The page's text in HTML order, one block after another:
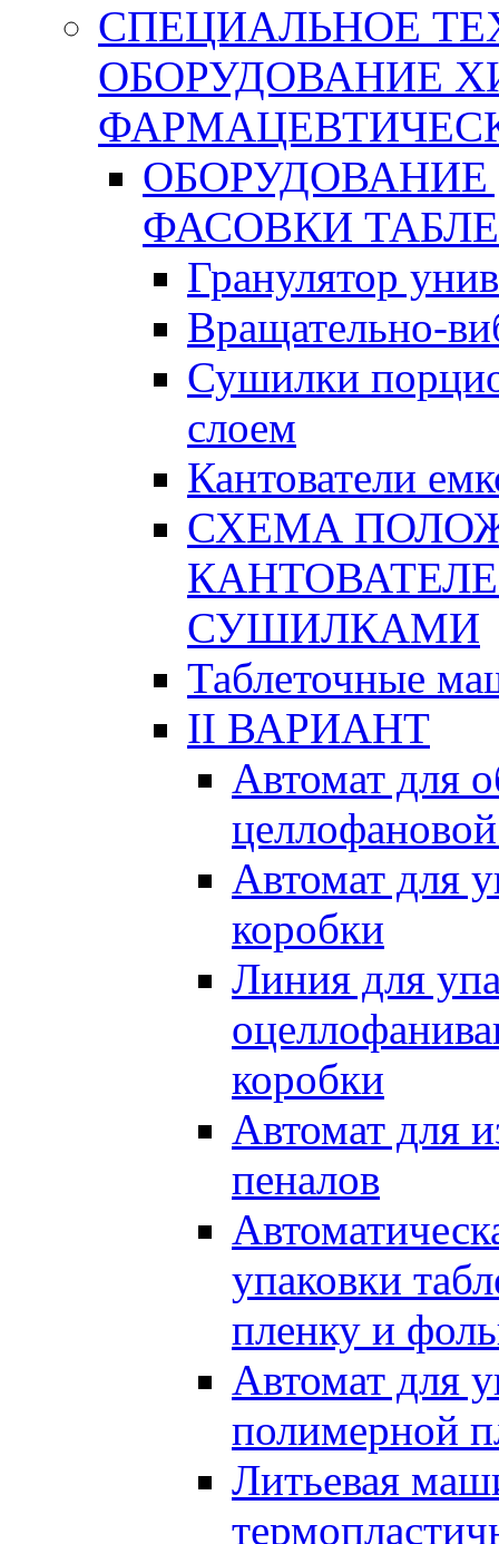
СПЕЦИАЛЬНОЕ
ОБОРУДОВАНИЕ
ФАСОВКИ
Гранулятор
Вращательно-
Сушилки
слоем
Кантователи
СХЕМА
СУШИЛКАМИ
Таблеточные
II ВАРИАНТ
Автомат для
Автомат для
коробки
Линия для
коробки
Автомат для
пеналов
упаковки
пленку и
Автомат для
полимерной
Литьевая